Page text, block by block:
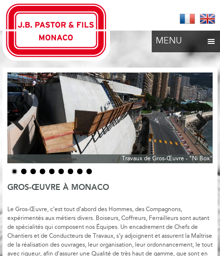
MENU
Travaux de Gros-Œuvre - "Ni Box"
Previous Next
GROS-ŒUVRE À MONACO
Le Gros-Œuvre, c’est tout d’abord des Hommes, des Compagnons,
expérimentés aux métiers divers. Boiseurs, Coffreurs, Ferrailleurs sont autant
de spécialités qui composent nos Équipes. Un encadrement de Chefs de
Chantiers et de Conducteurs de Travaux, s’y adjoignent et assurent la Maîtrise
de la réalisation des ouvrages, leur organisation, leur ordonnancement, le tout
avec rigueur, afin d’assurer une Qualité de très haut de gamme, que sont en